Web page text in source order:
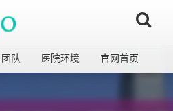
队 医院环境 官网首页